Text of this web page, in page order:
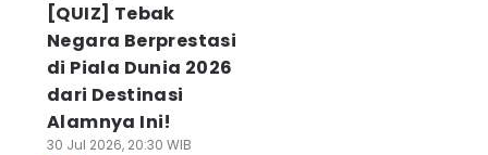
[QUIZ] Tebak
Negara Berprestasi
di Piala Dunia 2026
dari Destinasi
Alamnya Ini!
30 Jul 2026, 20:30 WIB